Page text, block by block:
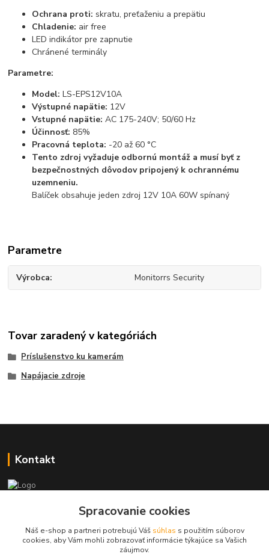
Ochrana proti: skratu, preťaženiu a prepätiu
Chladenie: air free
LED indikátor pre zapnutie
Chránené terminály
Parametre:
Model: LS-EPS12V10A
Výstupné napätie: 12V
Vstupné napätie: AC 175-240V; 50/60 Hz
Účinnosť: 85%
Pracovná teplota: -20 až 60 °C
Tento zdroj vyžaduje odbornú montáž a musí byť z
bezpečnostných dôvodov pripojený k ochrannému
uzemneniu.
Balíček obsahuje jeden zdroj 12V 10A 60W spínaný
Parametre
Výrobca Monitorrs Security
Tovar zaradený v kategóriách
Príslušenstvo ku kamerám
Napájacie zdroje
Kontakt
+421 917 869 471, +421 917 817 905
info@monitorrs.com
Spracovanie cookies
Náš e-shop a partneri potrebujú Váš súhlas s použitím súborov
cookies, aby Vám mohli zobrazovať informácie týkajúce sa Vašich
záujmov.